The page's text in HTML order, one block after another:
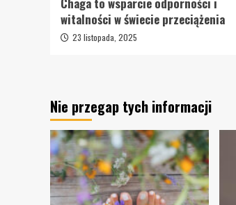
witalności w świecie przeciążenia
23 listopada, 2025
Nie przegap tych informacji